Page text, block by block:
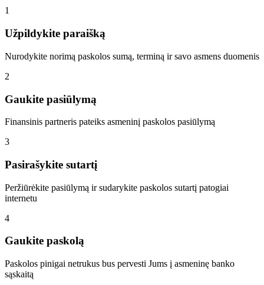
1
Užpildykite paraišką
Nurodykite norimą paskolos sumą, terminą ir savo asmens duomenis
2
Gaukite pasiūlymą
Finansinis partneris pateiks asmeninį paskolos pasiūlymą
3
Pasirašykite sutartį
Peržiūrėkite pasiūlymą ir sudarykite paskolos sutartį patogiai
internetu
4
Gaukite paskolą
Paskolos pinigai netrukus bus pervesti Jums į asmeninę banko
sąskaitą